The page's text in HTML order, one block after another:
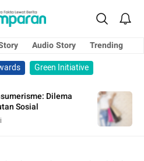
Audio Story
Trending
Green Initiative
Dilema
Sosial